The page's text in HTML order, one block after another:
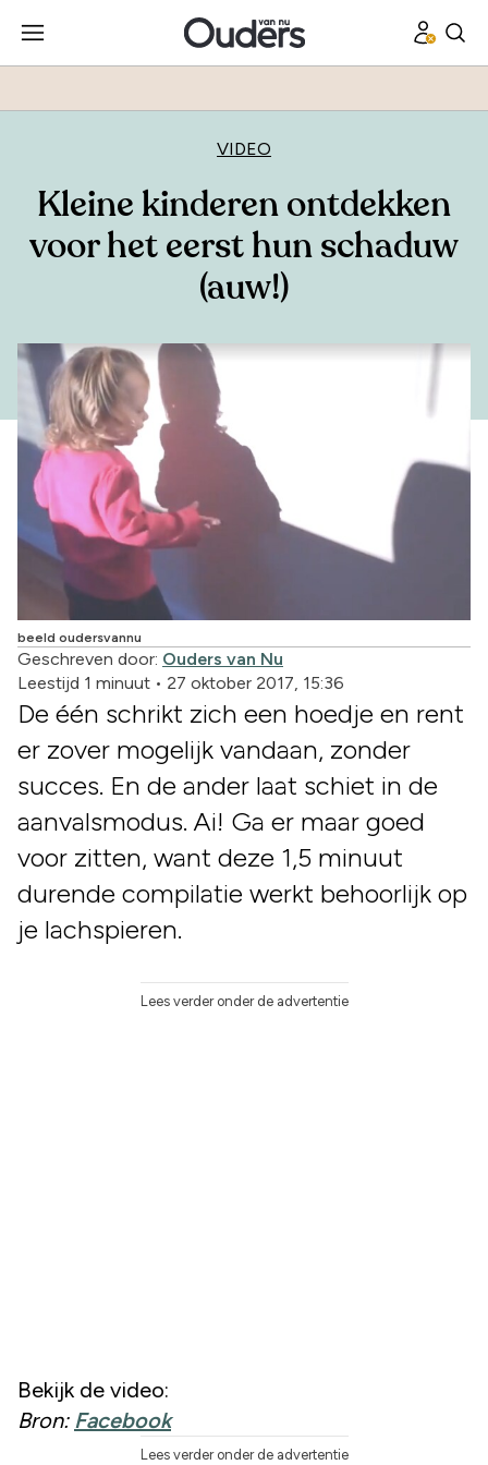
VIDEO
Kleine kinderen ontdekken
voor het eerst hun schaduw
(auw!)
beeld oudersvannu
Geschreven door: Ouders van Nu
Leestijd 1 minuut • 27 oktober 2017, 15:36
De één schrikt zich een hoedje en rent
er zover mogelijk vandaan, zonder
succes. En de ander laat schiet in de
aanvalsmodus. Ai! Ga er maar goed
voor zitten, want deze 1,5 minuut
durende compilatie werkt behoorlijk op
je lachspieren.
Lees verder onder de advertentie
Bekijk de video:
Bron: Facebook
Lees verder onder de advertentie